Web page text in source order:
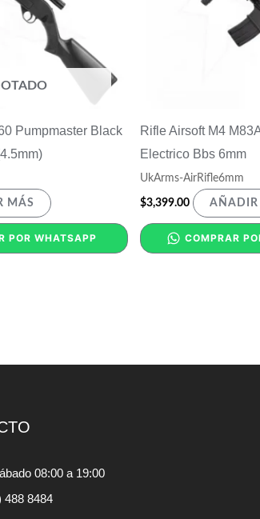
Pumpmaster Black
MÁS
POR WHATSAPP
Rifle Airsoft M4
Electrico Bbs 6mm
UkArms-AirRifle6mm
$3,399.00 AÑADIR
COMPRAR
08:00 a 19:00
488 8484